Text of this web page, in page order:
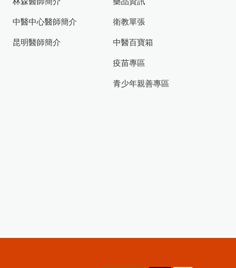
中醫中心醫師簡介
昆明醫師簡介
衛教單張
中醫百寶箱
疫苗專區
青少年親善專區